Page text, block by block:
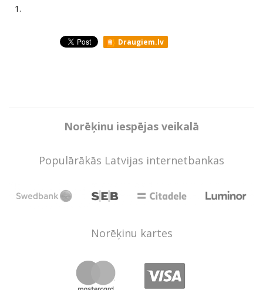
1.
Draugiem.lv
Norēķinu iespējas veikalā
Populārākās Latvijas internetbankas
Norēķinu kartes